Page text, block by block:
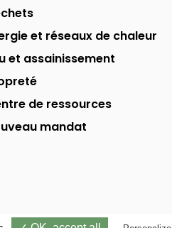
et réseaux de chaleur
et assainissement
de ressources
mandat